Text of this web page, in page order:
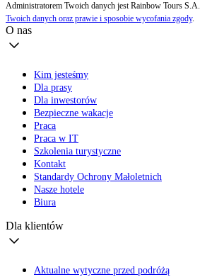
Administratorem Twoich danych jest Rainbow Tours S.A.
Twoich danych oraz prawie i sposobie wycofania zgody.
O nas
Kim jesteśmy
Dla prasy
Dla inwestorów
Bezpieczne wakacje
Praca
Praca w IT
Szkolenia turystyczne
Kontakt
Standardy Ochrony Małoletnich
Nasze hotele
Biura
Dla klientów
Aktualne wytyczne przed podróżą